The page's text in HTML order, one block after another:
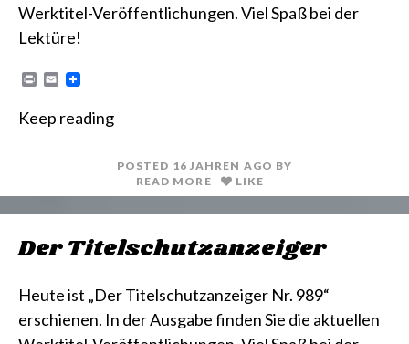
Werktitel-Veröffentlichungen. Viel Spaß bei der
Lektüre!
n
E
i
Keep reading
POSTED 16 JAHREN AGO BY
READ MORE
LIKE
Der Titelschutzanzeiger
Heute ist „Der Titelschutzanzeiger Nr. 989“
erschienen. In der Ausgabe finden Sie die aktuellen